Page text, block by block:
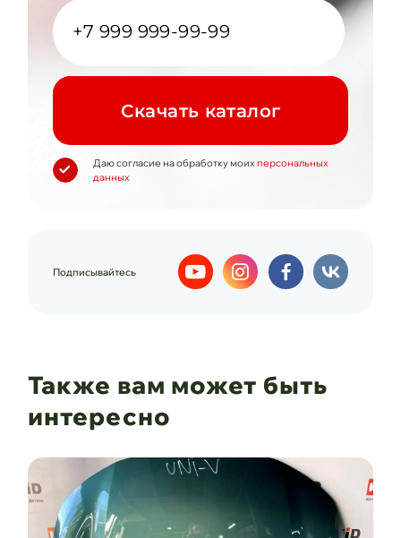
Cкачать каталог
Даю согласие на обработку моих персональных
данных
Подписывайтесь
Также вам может быть
интересно